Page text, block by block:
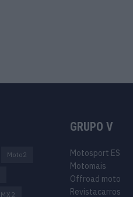
Moto2
MX2
GRUPO V
Motosport ES
Motomais
Offroad moto
Revistacarros